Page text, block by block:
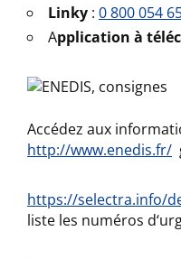
Linky : 0 800 054
Application à
Accédez aux
http://www.enedis.fr/
https://selectra.info/
liste les numéros d